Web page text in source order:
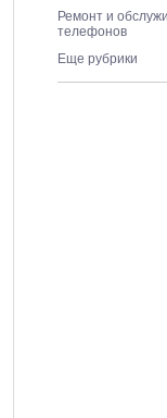
Ремонт и
телефонов
Еще рубрики